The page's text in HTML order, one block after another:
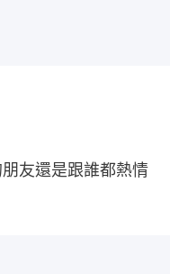
友還是跟誰都熱情